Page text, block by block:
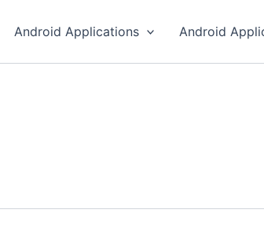
Android Applications Android